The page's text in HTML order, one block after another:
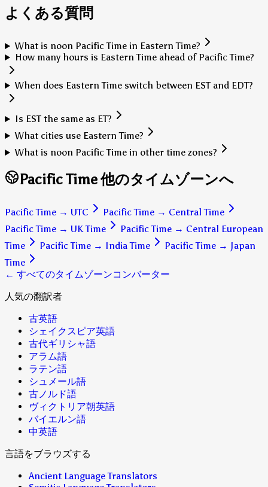
よくある質問
What is noon Pacific Time in Eastern Time?
How many hours is Eastern Time ahead of Pacific Time?
When does Eastern Time switch between EST and EDT?
Is EST the same as ET?
What cities use Eastern Time?
What is noon Pacific Time in other time zones?
Pacific Time 他のタイムゾーンへ
Pacific Time → UTC Pacific Time → Central Time
Pacific Time → UK Time Pacific Time → Central European
Time
Pacific Time → India Time Pacific Time → Japan
Time
← すべてのタイムゾーンコンバーター
人気の翻訳者
古英語
シェイクスピア英語
古代ギリシャ語
アラム語
ラテン語
シュメール語
古ノルド語
ヴィクトリア朝英語
バイエルン語
中英語
言語をブラウズする
Ancient Language Translators